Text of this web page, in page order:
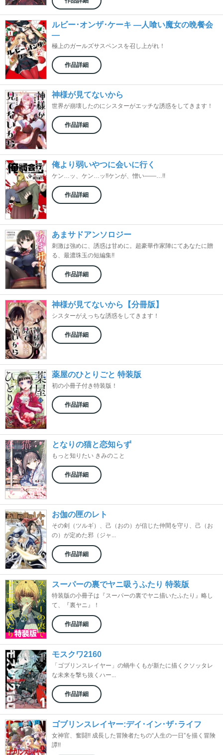
ルビー･オンザ･ケーキ ―人喰い魔女の晩餐会
―
極上のガールズサスペンスを召し上がれ！
作品詳細
神様が見てないから
世界が崩壊したのにシスターがエッチな誘惑をしてきます！
作品詳細
俺より弱いやつに会いに行く
ケン…ッ、ケン…ッ!!ケンが、憎い――…!!
作品詳細
あまサドアンソロジー
刺激は強めに、誘惑は甘めに。超豪華作家陣にてあなたに贈
る、最濃珠玉の短編集!!
作品詳細
神様が見てないから【分冊版】
シスターがえっちな誘惑をしてきます！
作品詳細
薬屋のひとりごと 特装版
初の小冊子付き特装版！
作品詳細
となりの猫と恋知らず
もっと知りたい きみのこと
作品詳細
お伽の匣のレト
その剣（ツルギ）、己（おの）が信じた仲間を守り、己（お
の）が定めた邪（ジャ...
作品詳細
スーパーの裏でヤニ吸うふたり 特装版
特装版の小冊子は『スーパーの裏でヤニ描いたふたり』略し
て、『裏ヤニ』！
作品詳細
モスクワ2160
「ゴブリンスレイヤー」の蝸牛くもが新たに描くクソッタレ
な未来を撃ち抜くハー...
作品詳細
ゴブリンスレイヤー:デイ･イン･ザ･ライフ
女神官、奮闘!! 成長した冒険者たちの“人生の一日”を描く冒険
譚!!